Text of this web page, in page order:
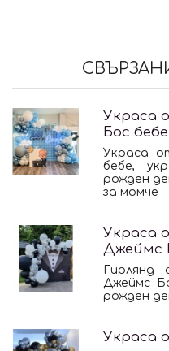
Украса
Бос бебе
Украса
бебе,
рожден
за момче
Украса
Джеймс
Гирлянд
Джеймс
рожден
Украса